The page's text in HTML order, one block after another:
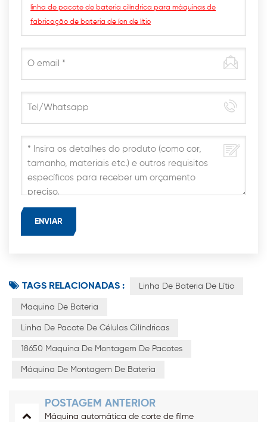
linha de pacote de bateria cilíndrica para máquinas de
fabricação de bateria de íon de lítio
TAGS RELACIONADAS : Linha De Bateria De Lítio
Maquina De Bateria
Linha De Pacote De Células Cilíndricas
18650 Maquina De Montagem De Pacotes
Máquina De Montagem De Bateria
POSTAGEM ANTERIOR
Máquina automática de corte de filme